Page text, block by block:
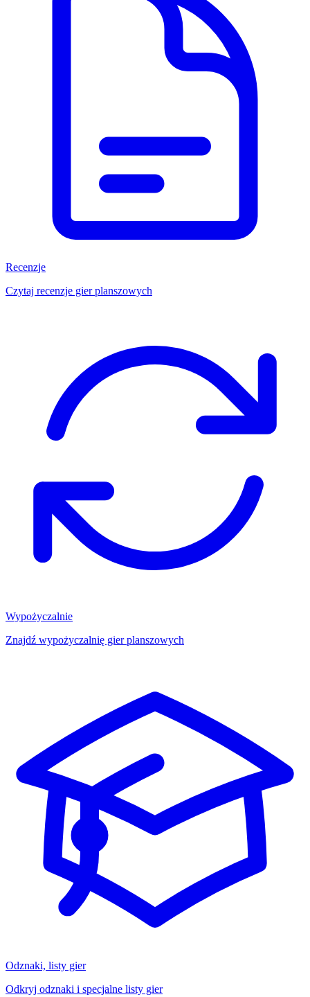
Recenzje
Czytaj recenzje gier planszowych
Wypożyczalnie
Znajdź wypożyczalnię gier planszowych
Odznaki, listy gier
Odkryj odznaki i specjalne listy gier